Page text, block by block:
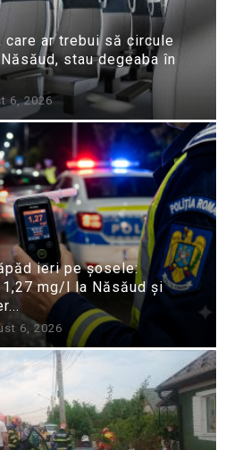
care ar trebui să circule
stau degeaba în
6, 2026
ieri pe șosele:
mg/l la Năsăud și
6, 2026